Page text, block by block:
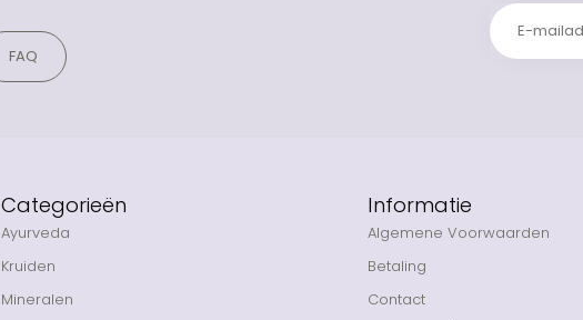
FAQ
Categorieën
Ayurveda
Kruiden
Mineralen
Informatie
Algemene Voorwaarden
Betaling
Contact